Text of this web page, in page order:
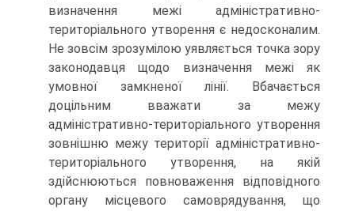
визначення межі адміністративно-
територіального утворення є недосконалим.
Не зовсім зрозумілою уявляється точка зору
законодавця щодо визначення межі як
умовної замкненої лінії. Вбачається
доцільним вважати за межу
адміністративно-територіального утворення
зовнішню межу території адміністративно-
територіального утворення, на якій
здійснюються повноваження відповідного
органу місцевого самоврядування, що